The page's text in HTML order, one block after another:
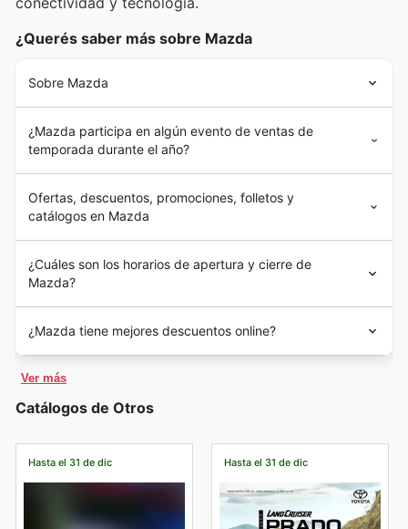
¿Querés saber más sobre Mazda
Sobre Mazda
¿Mazda participa en algún evento de ventas de
temporada durante el año?
Ofertas, descuentos, promociones, folletos y
catálogos en Mazda
¿Cuáles son los horarios de apertura y cierre de
Mazda?
¿Mazda tiene mejores descuentos online?
Ver más
Catálogos de Otros
Hasta el 31 de dic Hasta el 31 de dic